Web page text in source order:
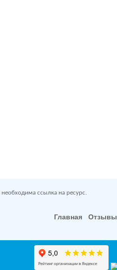
ссылка на ресурс.
Главная Отзывы